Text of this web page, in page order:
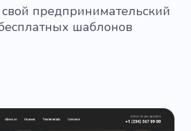
предпринимательский
шаблонов